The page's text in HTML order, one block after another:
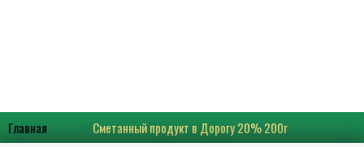
Главная Сметанный продукт в Дорогу 20% 200г